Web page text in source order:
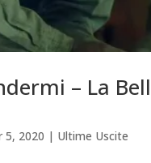
– La
5, 2020 | Ultime Uscite